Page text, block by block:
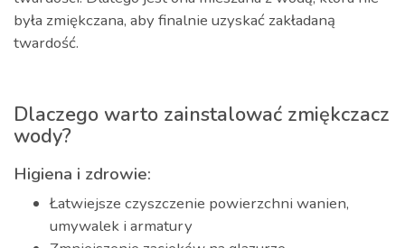
była zmiękczana, aby finalnie uzyskać zakładaną
twardość.
Dlaczego warto zainstalować zmiękczacz
wody?
Higiena i zdrowie:
Łatwiejsze czyszczenie powierzchni wanien,
umywalek i armatury